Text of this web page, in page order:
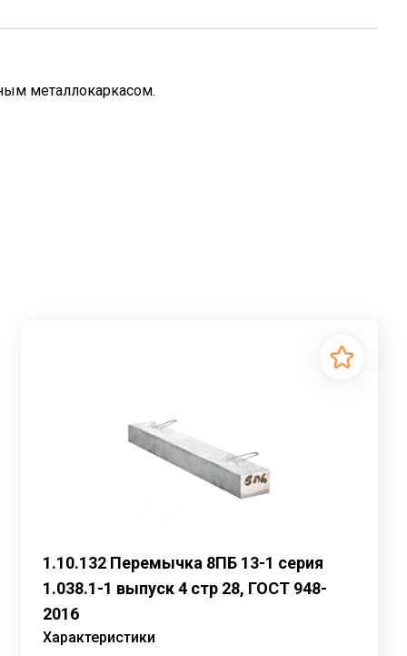
металлокаркасом.
мм по длине и до 8 мм по ширине при наличии
100 мм. Для несущих стен с длиной проёмов
— 150 мм.
1.10.132 Перемычка 8ПБ 13-1 серия
1.038.1-1 выпуск 4 стр 28, ГОСТ 948-
2016
Характеристики